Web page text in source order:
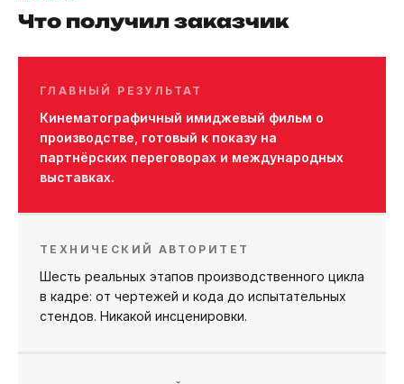
Что получил заказчик
ГЛАВНЫЙ РЕЗУЛЬТАТ
Кинематографичный имиджевый фильм о
производстве, готовый к показу на
партнёрских переговорах и международных
выставках.
ТЕХНИЧЕСКИЙ АВТОРИТЕТ
Шесть реальных этапов производственного цикла
в кадре: от чертежей и кода до испытательных
стендов. Никакой инсценировки.